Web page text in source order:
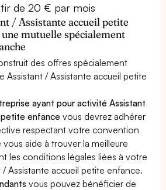
de 20 € par mois
/ Assistante accueil petite
mutuelle spécialement
des offres spécialement
Assistant / Assistante accueil petite
ayant pour activité Assistant
enfancevous devrez adhérer
respectant votre convention
aide à trouver la meilleure
les conditions légales liées à votre
Assistante accueil petite enfance.
vous pouvez bénéficier de